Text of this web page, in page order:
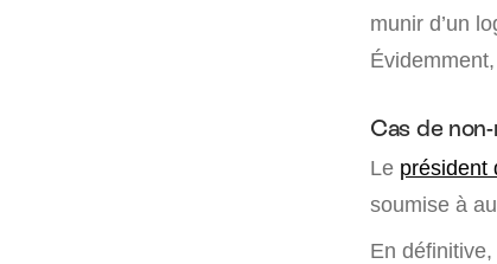
munir d’un
Cas de
Le président
soumise à
En